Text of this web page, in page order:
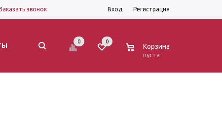
звонок Вход Регистрация
0 0
Корзина
пуста